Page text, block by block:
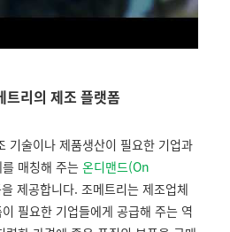
리의 제조 플랫폼
기술이나 제품생산이 필요한 기업과
매칭해 주는 온디맨드(On
제공합니다. 조메트리는 제조업체
필요한 기업들에게 공급해 주는 역